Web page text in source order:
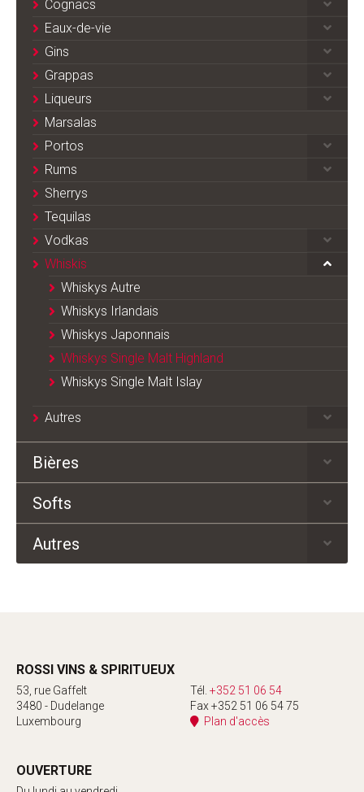
Cognacs
Eaux-de-vie
Gins
Grappas
Liqueurs
Marsalas
Portos
Rums
Sherrys
Tequilas
Vodkas
Whiskis
Whiskys Autre
Whiskys Irlandais
Whiskys Japonnais
Whiskys Single Malt Highland
Whiskys Single Malt Islay
Autres
Bières
Softs
Autres
ROSSI VINS & SPIRITUEUX
53, rue Gaffelt
3480 - Dudelange
Luxembourg
Tél. +352 51 06 54
Fax +352 51 06 54 75
Plan d'accès
OUVERTURE